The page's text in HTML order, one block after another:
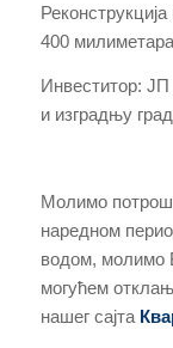
400
Инвеститор: ЈП
и изградњу
Молимо
наредном
водом, молимо
могућем
нашег сајта